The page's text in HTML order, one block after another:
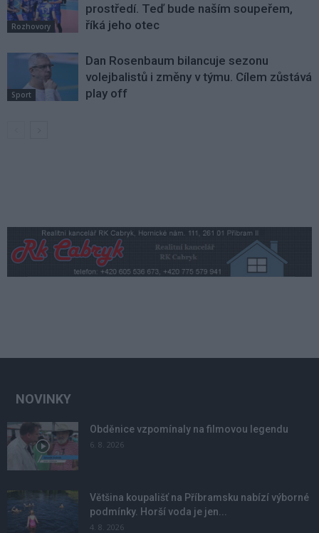
Rozhovory
prostředí. Teď bude naším soupeřem,
říká jeho otec
Sport
Dan Rosenbaum bilancuje sezonu
volejbalistů i změny v týmu. Cílem zůstává
play off
NOVINKY
Obděnice vzpomínaly na filmovou legendu
6. 8. 2026
Většina koupališť na Příbramsku nabízí výborné
podmínky. Horší voda je jen...
4. 8. 2026